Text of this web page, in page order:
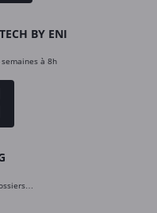
BY ENI
à 8h